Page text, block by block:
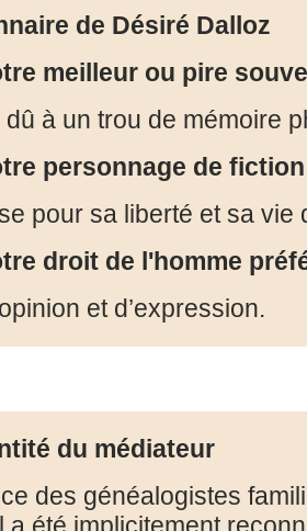
de Désiré Dalloz
meilleur ou pire
à un trou de mémoire
personnage de
pour sa liberté et sa vie
droit de l'homme
et d’expression.
du médiateur
des généalogistes